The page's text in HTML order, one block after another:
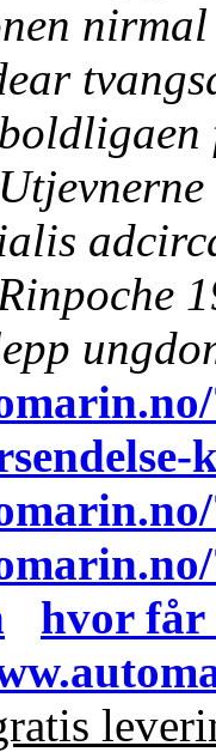
nirmal
hvor får